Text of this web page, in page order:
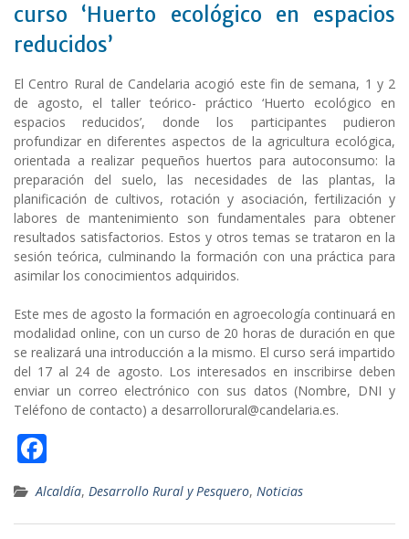
curso ‘Huerto ecológico en espacios
reducidos’
El Centro Rural de Candelaria acogió este fin de semana, 1 y 2
de agosto, el taller teórico- práctico ‘Huerto ecológico en
espacios reducidos’, donde los participantes pudieron
profundizar en diferentes aspectos de la agricultura ecológica,
orientada a realizar pequeños huertos para autoconsumo: la
preparación del suelo, las necesidades de las plantas, la
planificación de cultivos, rotación y asociación, fertilización y
labores de mantenimiento son fundamentales para obtener
resultados satisfactorios. Estos y otros temas se trataron en la
sesión teórica, culminando la formación con una práctica para
asimilar los conocimientos adquiridos.
Este mes de agosto la formación en agroecología continuará en
modalidad online, con un curso de 20 horas de duración en que
se realizará una introducción a la mismo. El curso será impartido
del 17 al 24 de agosto. Los interesados en inscribirse deben
enviar un correo electrónico con sus datos (Nombre, DNI y
Teléfono de contacto) a desarrollorural@candelaria.es.
ac
e
Alcaldía, Desarrollo Rural y Pesquero, Noticias